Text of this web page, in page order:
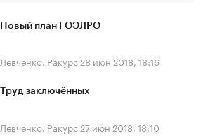
Новый план ГОЭЛРО
Левченко. Ракурс 28 июн 2018, 18:16
Труд заключённых
Левченко. Ракурс 27 июн 2018, 18:10